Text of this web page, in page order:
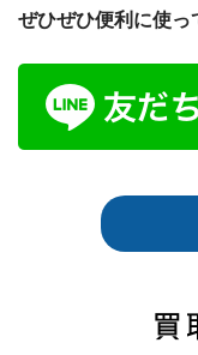
ぜひぜひ便利に使っ